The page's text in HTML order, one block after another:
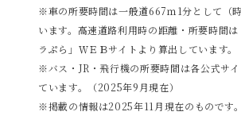
※車の所要時間は一般道667ｍ1分として（
います。高速道路利用時の距離・所要時間
ラぷら」ＷＥＢサイトより算出しています。
※バス・JR・飛行機の所要時間は各公式サ
ています。（2025年9月現在）
※掲載の情報は2025年11月現在のものです。